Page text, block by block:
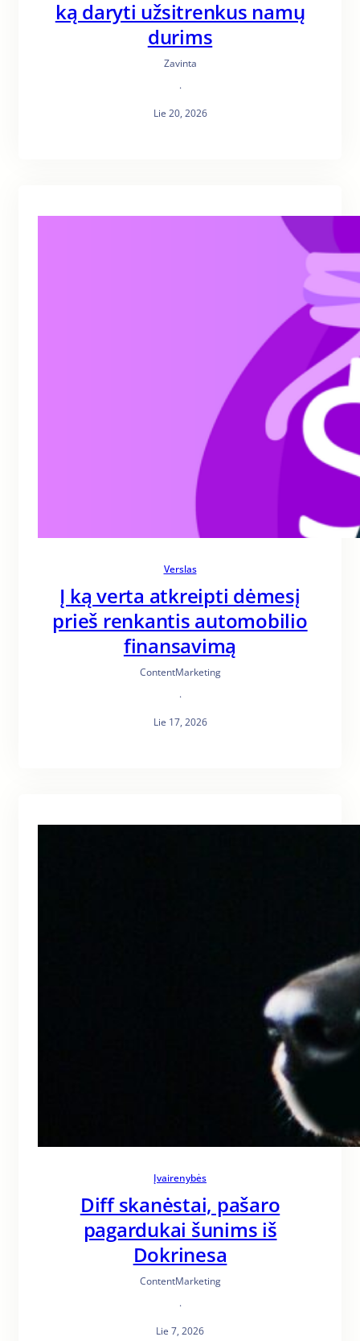
ką daryti užsitrenkus namų
durims
Zavinta
·
Lie 20, 2026
Verslas
Į ką verta atkreipti dėmesį
prieš renkantis automobilio
finansavimą
ContentMarketing
·
Lie 17, 2026
Įvairenybės
Diff skanėstai, pašaro
pagardukai šunims iš
Dokrinesa
ContentMarketing
·
Lie 7, 2026